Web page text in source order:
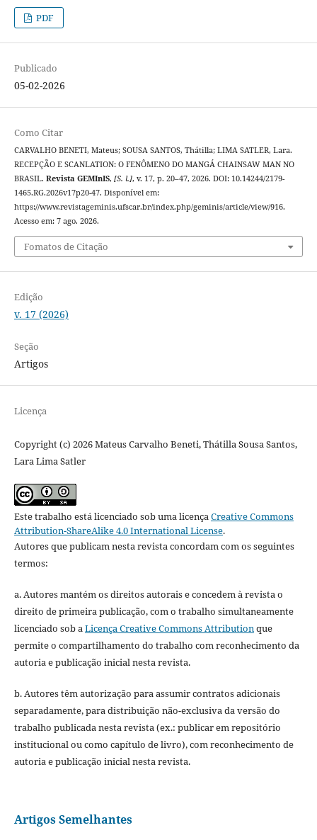
PDF
Publicado
05-02-2026
Como Citar
CARVALHO BENETI, Mateus; SOUSA SANTOS, Thátilla; LIMA SATLER, Lara.
RECEPÇÃO E SCANLATION: O FENÔMENO DO MANGÁ CHAINSAW MAN NO
BRASIL. Revista GEMInIS, [S. l.], v. 17, p. 20–47, 2026. DOI: 10.14244/2179-
1465.RG.2026v17p20-47. Disponível em:
https://www.revistageminis.ufscar.br/index.php/geminis/article/view/916.
Acesso em: 7 ago. 2026.
Fomatos de Citação
Edição
v. 17 (2026)
Seção
Artigos
Licença
Copyright (c) 2026 Mateus Carvalho Beneti, Thátilla Sousa Santos,
Lara Lima Satler
Este trabalho está licenciado sob uma licençaCreative Commons
Attribution-ShareAlike 4.0 International License.
Autores que publicam nesta revista concordam com os seguintes
termos:
a. Autores mantém os direitos autorais e concedem à revista o
direito de primeira publicação, com o trabalho simultaneamente
licenciado sob aLicença Creative Commons Attributionque
permite o compartilhamento do trabalho com reconhecimento da
autoria e publicação inicial nesta revista.
b. Autores têm autorização para assumir contratos adicionais
separadamente, para distribuição não-exclusiva da versão do
trabalho publicada nesta revista (ex.: publicar em repositório
institucional ou como capítulo de livro), com reconhecimento de
autoria e publicação inicial nesta revista.
Artigos Semelhantes